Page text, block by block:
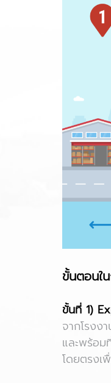
ขั้นตอนใ
ขั้นที่ 1)
จากโรงง
และพร้อ
โดยตรงเ